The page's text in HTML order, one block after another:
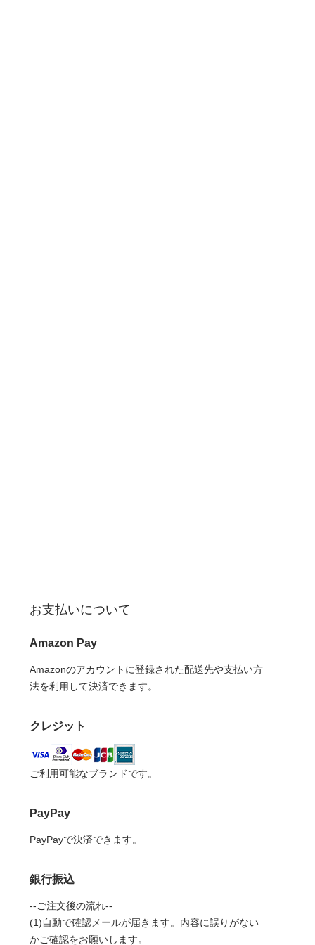
お支払いについて
Amazon Pay
Amazonのアカウントに登録された配送先や支払い方
法を利用して決済できます。
クレジット
ご利用可能なブランドです。
PayPay
PayPayで決済できます。
銀行振込
--ご注文後の流れ--
(1)自動で確認メールが届きます。内容に誤りがない
かご確認をお願いします。